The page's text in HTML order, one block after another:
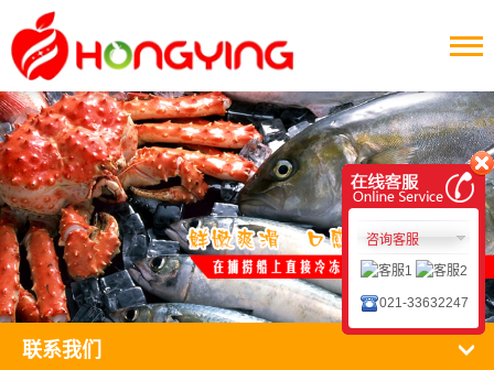
联系我们
咨询客服
021-33632247